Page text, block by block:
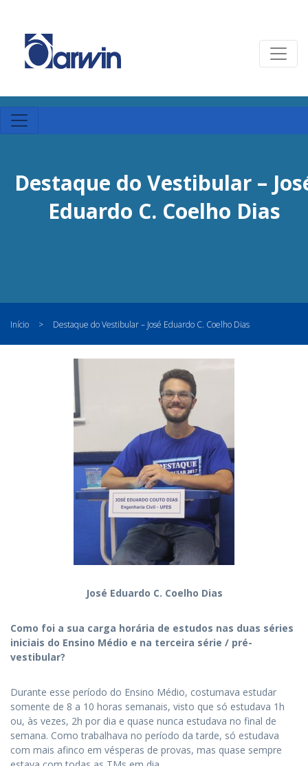
Destaque do Vestibular –
Eduardo C. Coelho Dias
Início > Destaque do Vestibular – José Eduardo C. Coelho Dias
José Eduardo C. Coelho Dias
Como foi a sua carga horária de estudos nas duas séries
iniciais do Ensino Médio e na terceira série / pré-
vestibular?
Durante esse período do Ensino Médio, costumava estudar
somente de 8 a 10 horas semanais, visto que só estudava 1h
ou, às vezes, 2h por dia e quase nunca estudava no final de
semana. Como trabalhava no período da tarde, só estudava
com mais afinco em vésperas de provas, mas quase sempre